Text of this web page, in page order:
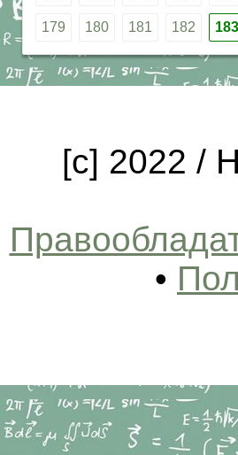
179 180 181 182 183
[c] 2022 /
•